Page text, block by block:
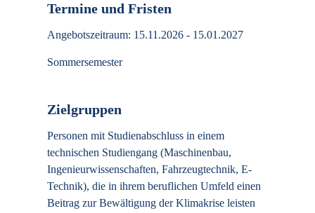
Termine und Fristen
Angebotszeitraum: 15.11.2026 - 15.01.2027
Sommersemester
Zielgruppen
Personen mit Studienabschluss in einem
technischen Studiengang (Maschinenbau,
Ingenieurwissenschaften, Fahrzeugtechnik, E-
Technik), die in ihrem beruflichen Umfeld einen
Beitrag zur Bewältigung der Klimakrise leisten